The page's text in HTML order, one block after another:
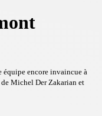
équipe encore invaincue à
Michel Der Zakarian et